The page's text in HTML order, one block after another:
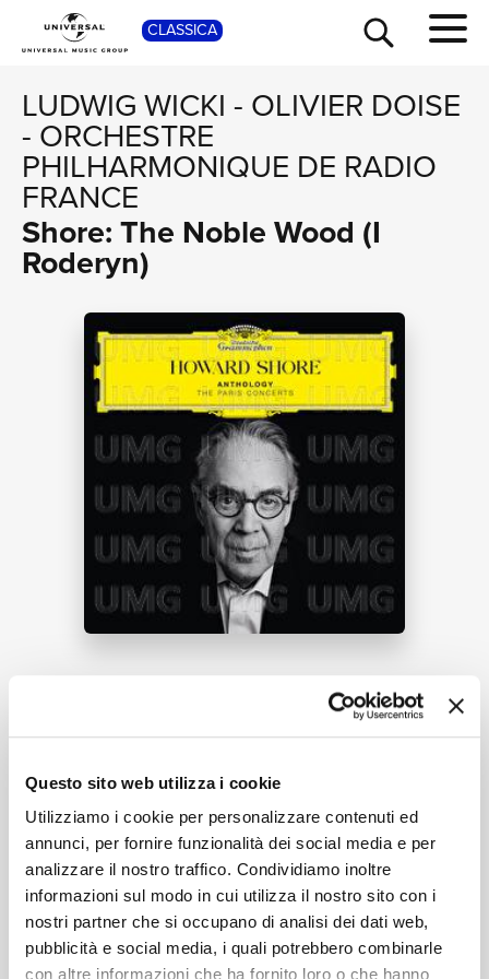
Questo sito web utilizza i cookie
Utilizziamo i cookie per personalizzare contenuti ed
annunci, per fornire funzionalità dei social media e per
analizzare il nostro traffico. Condividiamo inoltre
informazioni sul modo in cui utilizza il nostro sito con i
nostri partner che si occupano di analisi dei dati web,
pubblicità e social media, i quali potrebbero combinarle
con altre informazioni che ha fornito loro o che hanno
CLASSICA
LUDWIG WICKI - OLIVIER DOISE
- ORCHESTRE
PHILHARMONIQUE DE RADIO
FRANCE
Shore: The Noble Wood (I
Roderyn)
"The Hobbit" / Dolby Atmos)
05:37
Olivier Doise, Orchestre Philharmonique de Radio
France, Ludwig Wicki
Formati disponibili:
SHOP
TOUR
NEWS
RICERCA
CHI SIAMO
CONTATTI